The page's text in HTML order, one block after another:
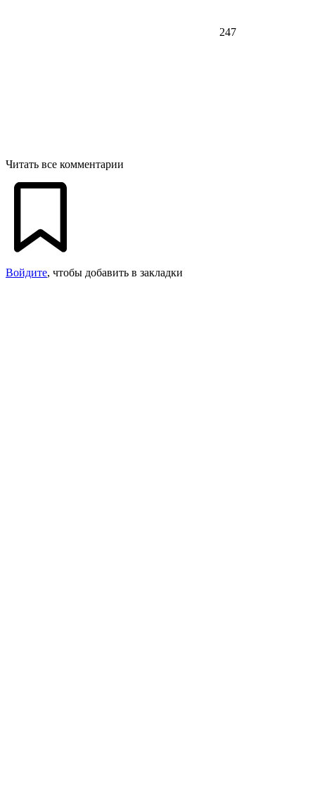
247
Читать все комментарии
Войдите, чтобы добавить в закладки